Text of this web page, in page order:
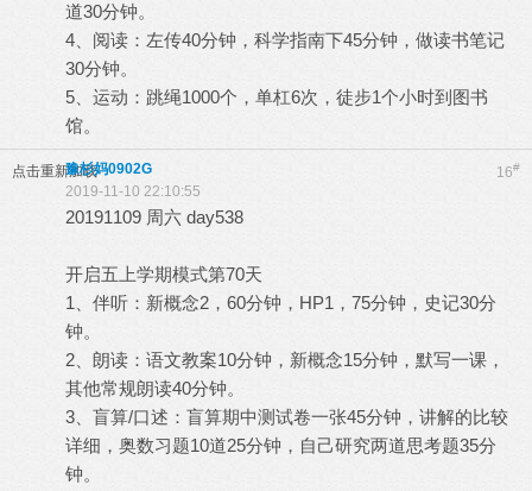
道30分钟。
4、阅读：左传40分钟，科学指南下45分钟，做读书笔记
30分钟。
5、运动：跳绳1000个，单杠6次，徒步1个小时到图书
馆。
点击重新加载 16#
豫杉妈0902G
2019-11-10 22:10:55
20191109 周六 day538
开启五上学期模式第70天
1、伴听：新概念2，60分钟，HP1，75分钟，史记30分
钟。
2、朗读：语文教案10分钟，新概念15分钟，默写一课，
其他常规朗读40分钟。
3、盲算/口述：盲算期中测试卷一张45分钟，讲解的比较
详细，奥数习题10道25分钟，自己研究两道思考题35分
钟。